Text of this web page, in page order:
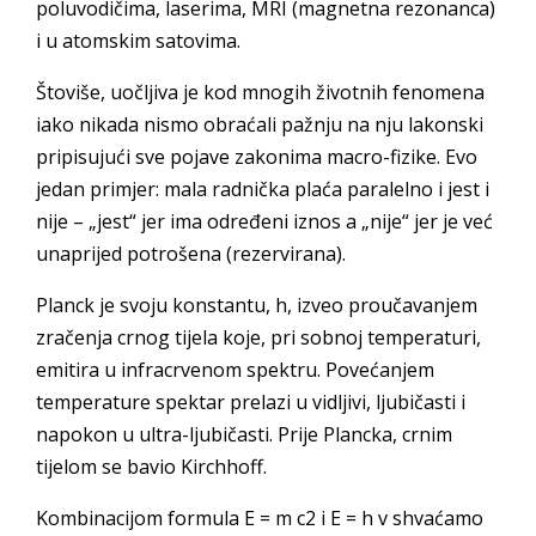
poluvodičima, laserima, MRI (magnetna rezonanca)
i u atomskim satovima.
Štoviše, uočljiva je kod mnogih životnih fenomena
iako nikada nismo obraćali pažnju na nju lakonski
pripisujući sve pojave zakonima macro-fizike. Evo
jedan primjer: mala radnička plaća paralelno i jest i
nije – „jest“ jer ima određeni iznos a „nije“ jer je već
unaprijed potrošena (rezervirana).
Planck je svoju konstantu, h, izveo proučavanjem
zračenja crnog tijela koje, pri sobnoj temperaturi,
emitira u infracrvenom spektru. Povećanjem
temperature spektar prelazi u vidljivi, ljubičasti i
napokon u ultra-ljubičasti. Prije Plancka, crnim
tijelom se bavio Kirchhoff.
Kombinacijom formula E = m c2 i E = h v shvaćamo